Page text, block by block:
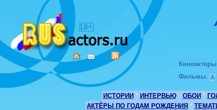
Киноактеры
Фильмы: А
ИСТОРИИ * ИНТЕРВЬЮ * ОБОИ *
АКТЁРЫ ПО ГОДАМ РОЖДЕНИЯ *